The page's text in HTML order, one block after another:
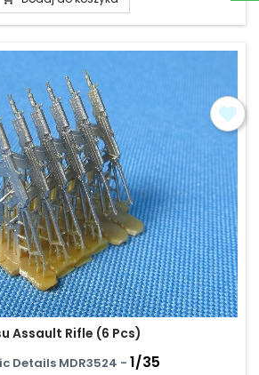
Assault Rifle (6 Pcs)
Details MDR3524 - 1/35